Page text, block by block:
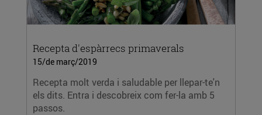
Recepta d'espàrrecs primaverals
15/de març/2019
Recepta molt verda i saludable per llepar-te'n
els dits. Entra i descobreix com fer-la amb 5
passos.